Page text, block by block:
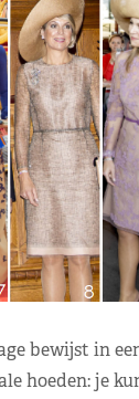
bewijst in
hoeden: je